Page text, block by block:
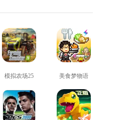
模拟农场25
免费版
查看
美食梦物语
正版
查看